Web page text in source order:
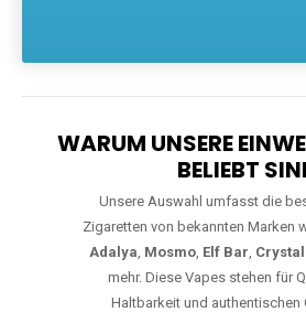
WARUM UNSERE
BELIEBT
Unsere Auswahl umfasst die
Zigaretten von bekannten Marken
Adalya, Mosmo, Elf Bar,
mehr. Diese Vapes stehen für
Haltbarkeit und authentischen